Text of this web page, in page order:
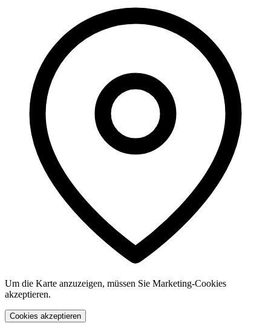
Um die Karte anzuzeigen, müssen Sie Marketing-Cookies
akzeptieren.
Cookies akzeptieren